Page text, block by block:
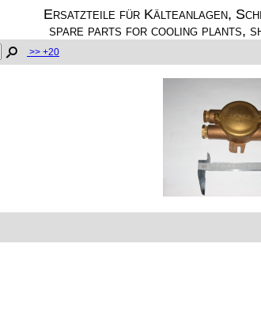
Ersatzteile für Kälteanlagen,
spare parts for cooling plants,
>> +20